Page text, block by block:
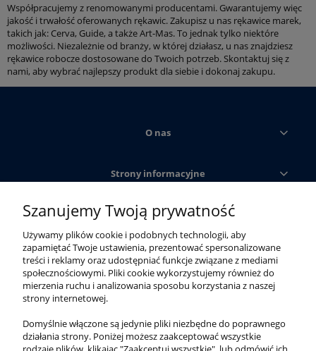
Współpracujemy z renomowanymi producentami. Gwarantujemy więc
jakość i trwałość oferowanych rękawic. Zakupisz u nas rękawice marek,
takich jak: Cerva, Guide, a także Art-Mas. To jednak tylko niektóre
możliwości. Niezależnie od branży, w której działasz, u nas znajdziesz
rękawice robocze dostosowane do Twoich potrzeb. Skontaktuj się z
nami, aby wybrać najlepszy produkt dla siebie i dokonaj zakupu.
O nas
Strony informacyjne
Obsługa klienta
Moje konto
Szanujemy Twoją prywatność
Używamy plików cookie i podobnych technologii, aby
zapamiętać Twoje ustawienia, prezentować spersonalizowane
treści i reklamy oraz udostępniać funkcje związane z mediami
społecznościowymi. Pliki cookie wykorzystujemy również do
mierzenia ruchu i analizowania sposobu korzystania z naszej
strony internetowej.
Domyślnie włączone są jedynie pliki niezbędne do poprawnego
działania strony. Poniżej możesz zaakceptować wszystkie